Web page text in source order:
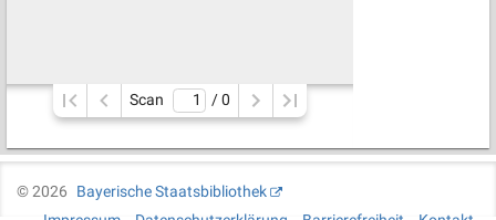
Scan / 0
©2026
Bayerische Staatsbibliothek